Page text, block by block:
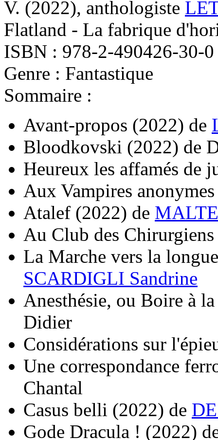
V. (2022), anthologiste
Flatland - La fabrique
ISBN : 978-2-490426-30-0
Genre : Fantastique
Sommaire :
Avant-propos (2022) de
Bloodkovski (2022) de
Heureux les affamés de
Aux Vampires anonymes
Atalef (2022) de
Au Club des Chirurgiens
La Marche vers la
SCARDIGLI Sandrine
Anesthésie, ou Boire à
Didier
Considérations sur
Une correspondance
Chantal
Casus belli (2022) de
Gode Dracula ! (2022)